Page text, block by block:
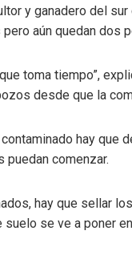
y ganadero del
aún quedan dos
toma tiempo”,
desde que la
hay que
puedan comenzar.
hay que sellar
suelo se ve a poner